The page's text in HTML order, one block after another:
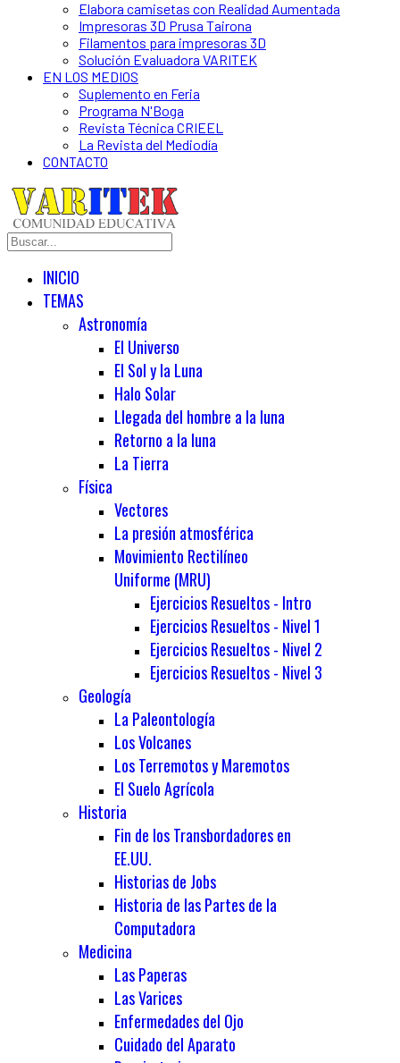
Elabora camisetas con Realidad Aumentada
Impresoras 3D Prusa Tairona
Filamentos para impresoras 3D
Solución Evaluadora VARITEK
EN LOS MEDIOS
Suplemento en Feria
Programa N'Boga
Revista Técnica CRIEEL
La Revista del Mediodía
CONTACTO
INICIO
TEMAS
Astronomía
El Universo
El Sol y la Luna
Halo Solar
Llegada del hombre a la luna
Retorno a la luna
La Tierra
Física
Vectores
La presión atmosférica
Movimiento Rectilíneo
Uniforme (MRU)
Ejercicios Resueltos - Intro
Ejercicios Resueltos - Nivel 1
Ejercicios Resueltos - Nivel 2
Ejercicios Resueltos - Nivel 3
Geología
La Paleontología
Los Volcanes
Los Terremotos y Maremotos
El Suelo Agrícola
Historia
Fin de los Transbordadores en
EE.UU.
Historias de Jobs
Historia de las Partes de la
Computadora
Medicina
Las Paperas
Las Varices
Enfermedades del Ojo
Cuidado del Aparato